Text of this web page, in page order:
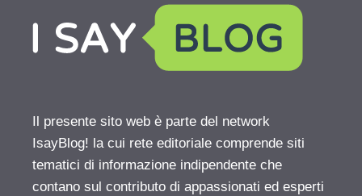
Il presente sito web è parte del network
IsayBlog! la cui rete editoriale comprende siti
tematici di informazione indipendente che
contano sul contributo di appassionati ed esperti